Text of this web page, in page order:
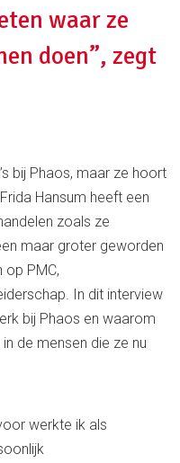
waar ze
doen”, zegt
bij Phaos, maar ze hoort
Hansum heeft een
zoals ze
maar groter geworden
op PMC,
In dit interview
bij Phaos en waarom
de mensen die ze nu
werkte ik als